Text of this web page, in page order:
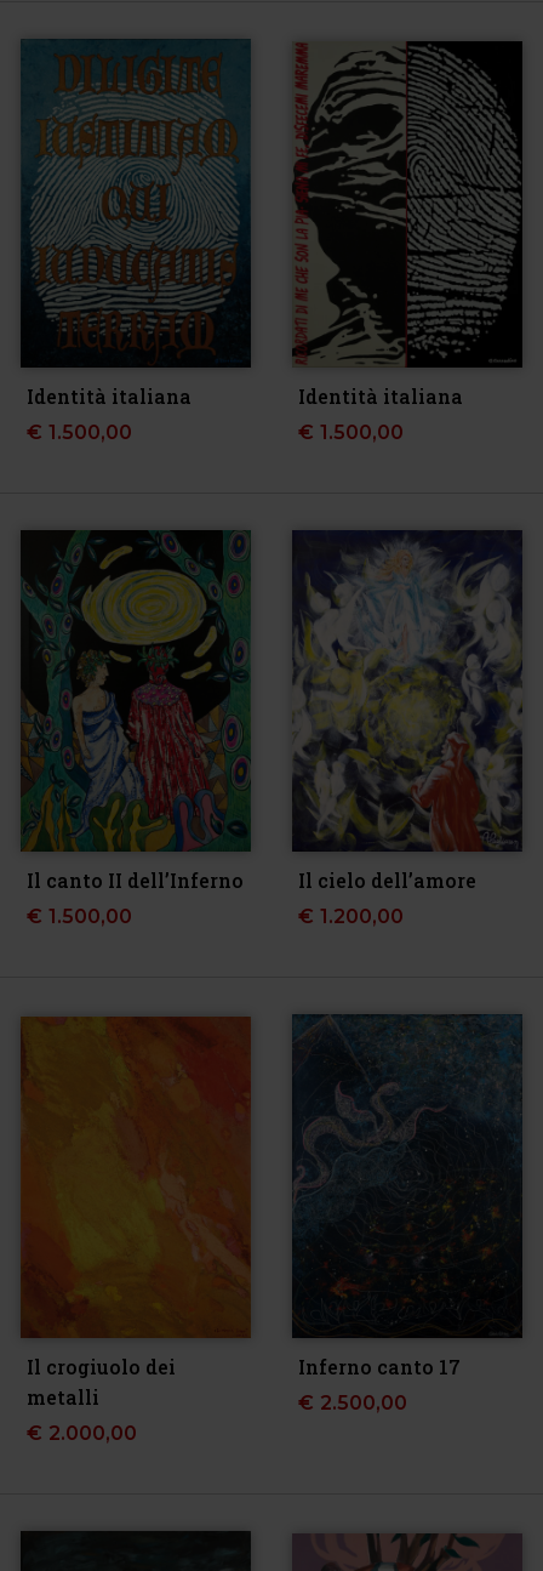
Identità italiana
€ 1.500,00
Identità italiana
€ 1.500,00
Il canto II dell’Inferno
€ 1.500,00
Il cielo dell’amore
€ 1.200,00
Il crogiuolo dei
metalli
€ 2.000,00
Inferno canto 17
€ 2.500,00